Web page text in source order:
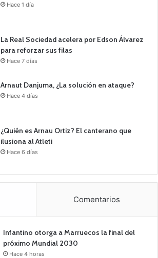
Hace 1 día
La Real Sociedad acelera por Edson Álvarez
para reforzar sus filas
Hace 7 días
Arnaut Danjuma, ¿La solución en ataque?
Hace 4 días
¿Quién es Arnau Ortiz? El canterano que
ilusiona al Atleti
Hace 6 días
Comentarios
Infantino otorga a Marruecos la final del
próximo Mundial 2030
Hace 4 horas